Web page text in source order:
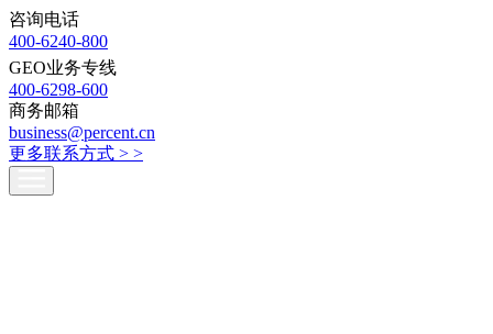
咨询电话
400-6240-800
GEO业务专线
400-6298-600
商务邮箱
business@percent.cn
更多联系方式 > >